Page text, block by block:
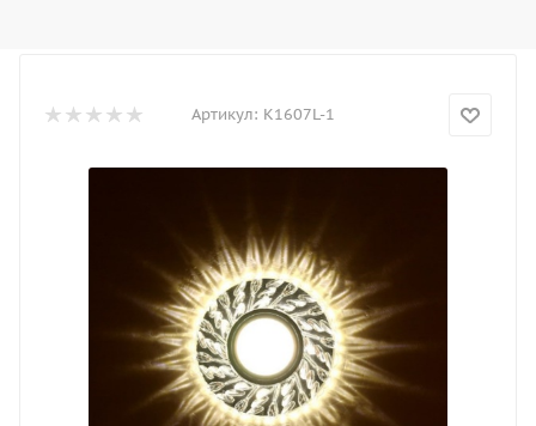
Артикул: K1607L-1